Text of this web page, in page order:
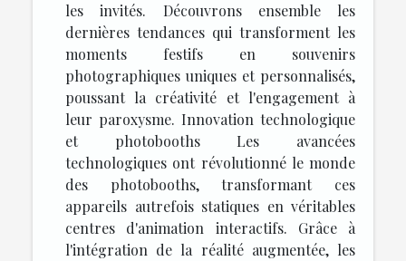
les invités. Découvrons ensemble les
dernières tendances qui transforment les
moments festifs en souvenirs
photographiques uniques et personnalisés,
poussant la créativité et l'engagement à
leur paroxysme. Innovation technologique
et photobooths Les avancées
technologiques ont révolutionné le monde
des photobooths, transformant ces
appareils autrefois statiques en véritables
centres d'animation interactifs. Grâce à
l'intégration de la réalité augmentée, les